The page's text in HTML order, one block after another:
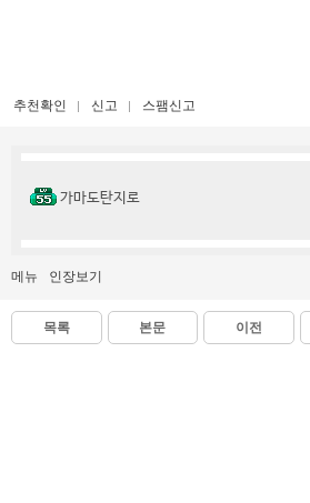
추천확인 신고 스팸신고
가마도탄지로
메뉴 인장보기
목록 본문 이전